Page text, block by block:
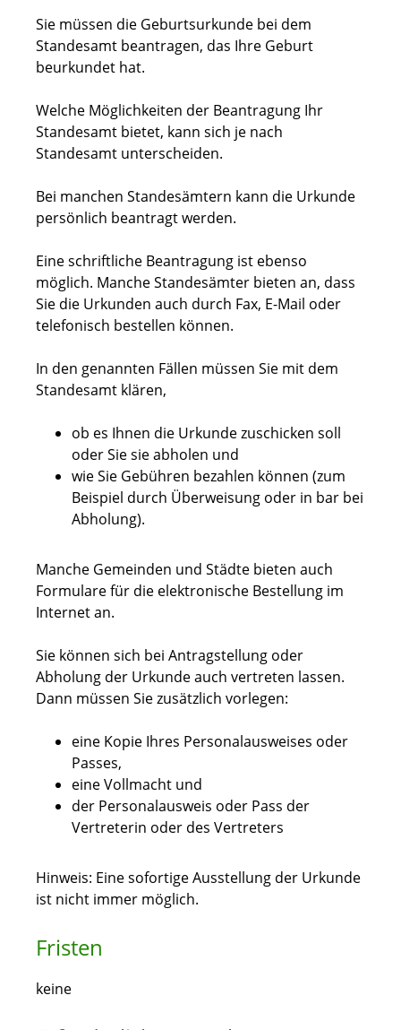
Sie müssen die Geburtsurkunde bei dem
Standesamt beantragen, das Ihre Geburt
beurkundet hat.
Welche Möglichkeiten der Beantragung Ihr
Standesamt bietet, kann sich je nach
Standesamt unterscheiden.
Bei manchen Standesämtern kann die Urkunde
persönlich beantragt werden.
Eine schriftliche Beantragung ist ebenso
möglich. Manche Standesämter bieten an, dass
Sie die Urkunden auch durch Fax, E-Mail oder
telefonisch bestellen können.
In den genannten Fällen müssen Sie mit dem
Standesamt klären,
ob es Ihnen die Urkunde zuschicken soll
oder Sie sie abholen und
wie Sie Gebühren bezahlen können (zum
Beispiel durch Überweisung oder in bar bei
Abholung).
Manche Gemeinden und Städte bieten auch
Formulare für die elektronische Bestellung im
Internet an.
Sie können sich bei Antragstellung oder
Abholung der Urkunde auch vertreten lassen.
Dann müssen Sie zusätzlich vorlegen:
eine Kopie Ihres Personalausweises oder
Passes,
eine Vollmacht und
der Personalausweis oder Pass der
Vertreterin oder des Vertreters
Hinweis: Eine sofortige Ausstellung der Urkunde
ist nicht immer möglich.
Fristen
keine